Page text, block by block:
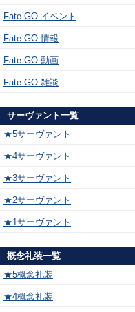
Fate GO イベント
Fate GO 情報
Fate GO 動画
Fate GO 雑談
サーヴァント一覧
★5サーヴァント
★4サーヴァント
★3サーヴァント
★2サーヴァント
★1サーヴァント
概念礼装一覧
★5概念礼装
★4概念礼装